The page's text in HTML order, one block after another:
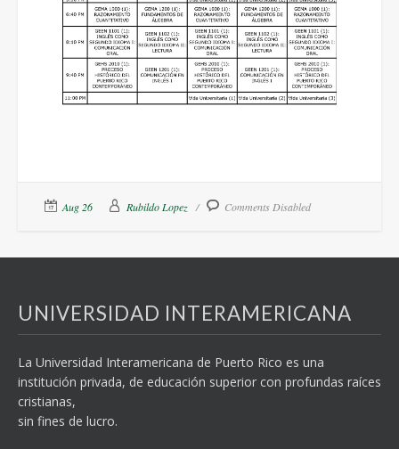
Aug 26 Rubildo Lopez Comments Disabled
UNIVERSIDAD INTERAMERICANA
La Universidad Interamericana de Puerto Rico es una
institución privada, de educación superior con profundas raíces
cristianas,
sin fines de lucro.